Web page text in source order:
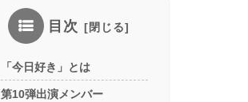
目次
「今日好き」とは
第10弾出演メンバー